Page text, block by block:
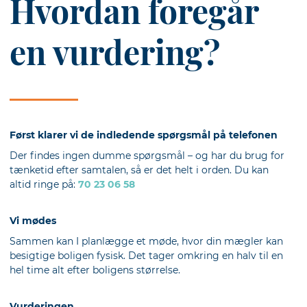
Hvordan foregår
en vurdering?
Først klarer vi de indledende spørgsmål på telefonen
Der findes ingen dumme spørgsmål – og har du brug for
tænketid efter samtalen, så er det helt i orden. Du kan
altid ringe på: 70 23 06 58
Vi mødes
Sammen kan I planlægge et møde, hvor din mægler kan
besigtige boligen fysisk. Det tager omkring en halv til en
hel time alt efter boligens størrelse.